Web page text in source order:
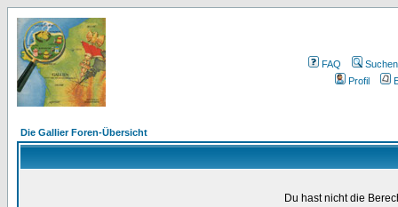
FAQ
Suchen
Profil
Die Gallier Foren-Übersicht
Du hast nicht die